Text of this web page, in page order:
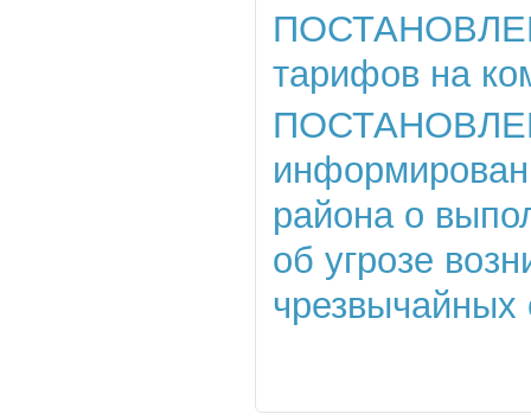
тарифов на
района о
об угрозе
чрезвычайных